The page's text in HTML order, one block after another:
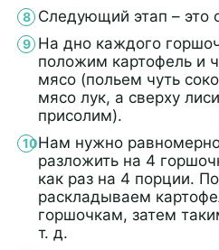
Следующий этап – это
На дно каждого
положим картофель и
мясо (польем чуть
мясо лук, а сверху
присолим).
Нам нужно
разложить на 4
как раз на 4 порции.
раскладываем
горшочкам, затем
т. д.